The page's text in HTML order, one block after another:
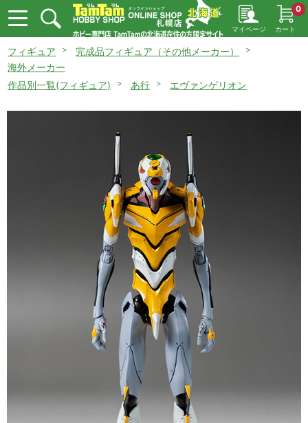
マイページ カート
0
フィギュア
完成品フィギュア（その他メーカー）
海外メーカー
作品別一覧(フィギュア)
あ行 エヴァンゲリオン